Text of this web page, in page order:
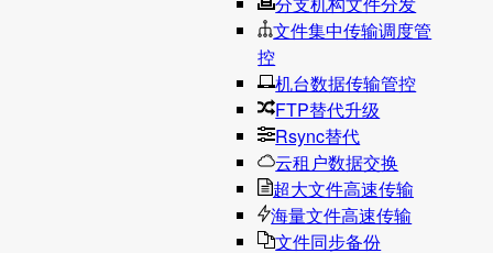
文件集中传输调度管
控
机台数据传输管控
FTP替代升级
Rsync替代
云租户数据交换
超大文件高速传输
海量文件高速传输
文件同步备份